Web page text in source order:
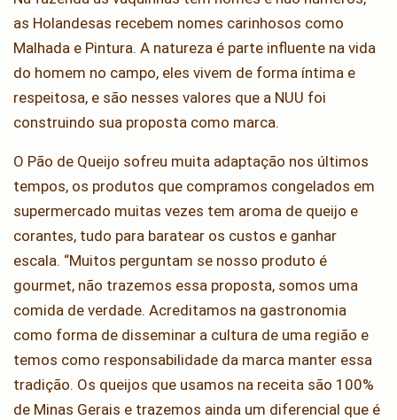
as Holandesas recebem nomes carinhosos como
Malhada e Pintura. A natureza é parte influente na vida
do homem no campo, eles vivem de forma íntima e
respeitosa, e são nesses valores que a NUU foi
construindo sua proposta como marca.
O Pão de Queijo sofreu muita adaptação nos últimos
tempos, os produtos que compramos congelados em
supermercado muitas vezes tem aroma de queijo e
corantes, tudo para baratear os custos e ganhar
escala. “Muitos perguntam se nosso produto é
gourmet, não trazemos essa proposta, somos uma
comida de verdade. Acreditamos na gastronomia
como forma de disseminar a cultura de uma região e
temos como responsabilidade da marca manter essa
tradição. Os queijos que usamos na receita são 100%
de Minas Gerais e trazemos ainda um diferencial que é